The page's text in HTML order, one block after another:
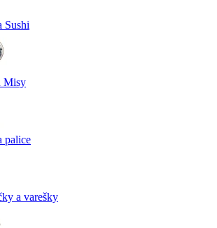
Sushi
Misy
palice
a varešky